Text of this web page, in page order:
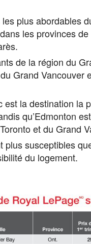
plus abordables
les provinces
de la région du
Grand Vancouver
est la destination la
qu’Edmonton
et du Grand
plus susceptibles
du logement.